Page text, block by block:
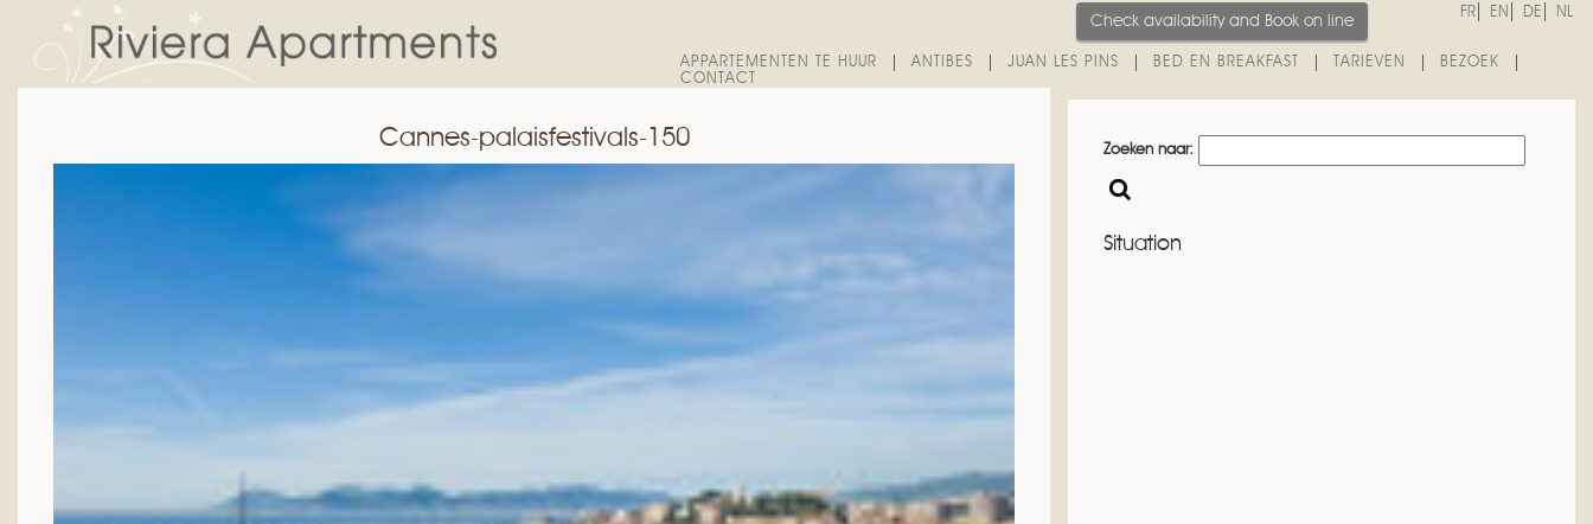
FR EN DE NL
APPARTEMENTEN TE HUUR ANTIBES JUAN LES PINS BED EN BREAKFAST TARIEVEN
BEZOEK
CONTACT
Check availability and Book on line
Cannes-palaisfestivals-150 Zoeken naar:
Situation